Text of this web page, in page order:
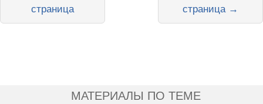
страница →
страница
МАТЕРИАЛЫ ПО ТЕМЕ